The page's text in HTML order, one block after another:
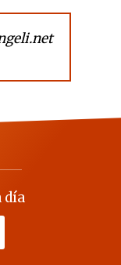
día